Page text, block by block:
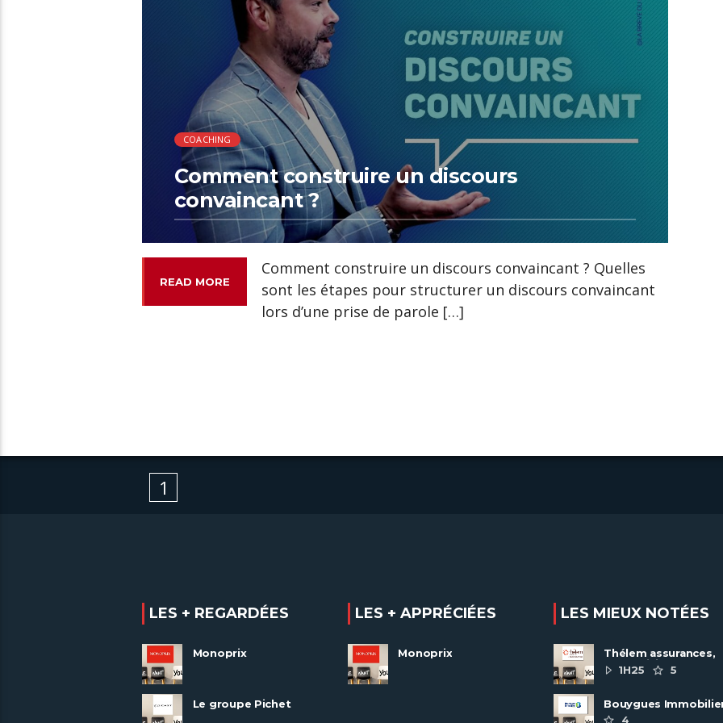
COACHING
Comment construire un discours
convaincant ?
READ MORE
Comment construire un discours convaincant ? Quelles
sont les étapes pour structurer un discours convaincant
lors d’une prise de parole […]
1
LES + REGARDÉES
Monoprix
Le groupe Pichet
LES + APPRÉCIÉES
Monoprix
LES MIEUX NOTÉES
Thélem assurances,
une politique RH
ambitieuse
1H25 5
Bouygues
recrute autour de 8
4